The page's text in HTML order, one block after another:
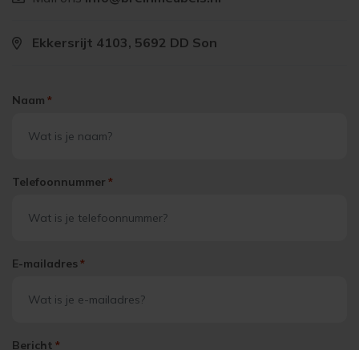
Ekkersrijt 4103, 5692 DD Son
Naam *
Telefoonnummer *
E-mailadres *
Bericht *